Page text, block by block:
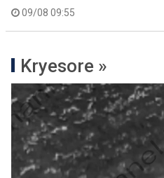
09/08 09:55
Kryesore »